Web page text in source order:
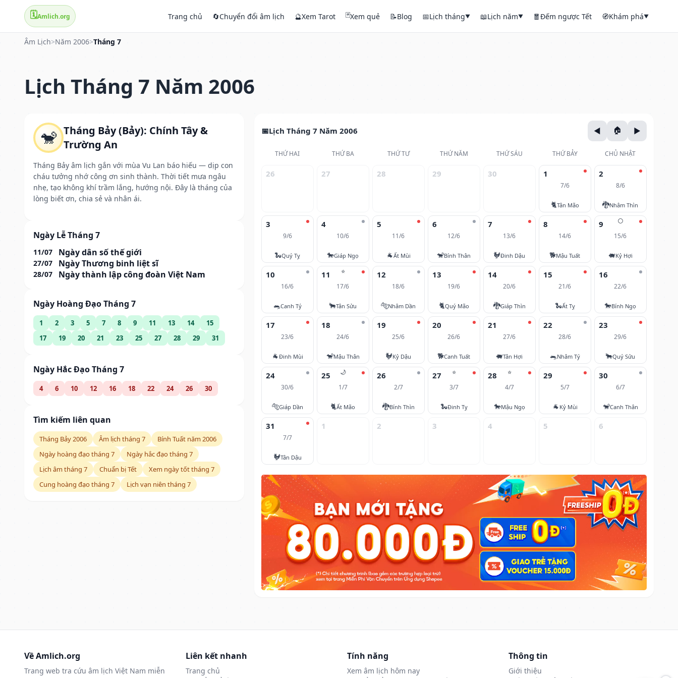
🗓️Amlich.org Trang chủ 🔄Chuyển đổi âm lịch 🔮Xem Tarot 🃏Xem quẻ 📝Blog 📅Lịch tháng▼ 📖Lịch năm▼ 🧧Đếm ngược Tết 🧭Khám phá▼
Âm Lịch>Năm 2006>Tháng 7
Lịch Tháng 7 Năm 2006
🐒 Tháng Bảy (Bảy): Chính Tây &
Trường An
Tháng Bảy âm lịch gắn với mùa Vu Lan báo hiếu — dịp con
cháu tưởng nhớ công ơn sinh thành. Thời tiết mưa ngâu
nhẹ, tạo không khí trầm lắng, hướng nội. Đây là tháng của
lòng biết ơn, chia sẻ và nhân ái.
Ngày Lễ Tháng 7
11/07 Ngày dân số thế giới
27/07 Ngày Thương binh liệt sĩ
28/07 Ngày thành lập công đoàn Việt Nam
Ngày Hoàng Đạo Tháng 7
1 2 3 5 7 8 9 11 13 14
15
17
19 20 21 23 25 27 28 29 31
Ngày Hắc Đạo Tháng 7
4 6 10 12 16 18 22 24 26 30
Tìm kiếm liên quan
Tháng Bảy 2006 Âm lịch tháng 7
Bính Tuất năm 2006
Ngày hoàng đạo tháng 7
Ngày hắc đạo tháng 7
Lịch âm tháng 7
Chuẩn bị Tết
Xem ngày tốt tháng 7
Cung hoàng đạo tháng 7
Lịch vạn niên tháng 7
Lịch Tháng 7 Năm 2006
THỨ HAI THỨ BA THỨ TƯ THỨ NĂM THỨ SÁU THỨ BẢY CHỦ NHẬT
26 27 28 29 30 1
7/6
🐈Tân Mão
2
8/6
🐉Nhâm Thìn
3
9/6
🐍Quý Tỵ
4
10/6
🐎Giáp Ngọ
5
11/6
🐐Ất Mùi
6
12/6
🐒Bính Thân
7
13/6
🐓Đinh Dậu
8
14/6
🐕Mậu Tuất
🌕
9
15/6
🐖Kỷ Hợi
10
16/6
🐀Canh Tý
⭐
11
17/6
🐂Tân Sửu
12
18/6
🐅Nhâm Dần
13
19/6
🐈Quý Mão
14
20/6
🐉Giáp Thìn
15
21/6
🐍Ất Tỵ
16
22/6
🐎Bính Ngọ
17
23/6
🐐Đinh Mùi
18
24/6
🐒Mậu Thân
19
25/6
🐓Kỷ Dậu
20
26/6
🐕Canh Tuất
21
27/6
🐖Tân Hợi
22
28/6
🐀Nhâm Tý
23
29/6
🐂Quý Sửu
24
30/6
🐅Giáp Dần
🌙
25
1/7
🐈Ất Mão
26
2/7
🐉Bính Thìn
⭐
27
3/7
🐍Đinh Tỵ
⭐
28
4/7
🐎Mậu Ngọ
29
5/7
🐐 Kỷ Mùi
30
6/7
🐒Canh Thân
31
7/7
🐓Tân Dậu
1 2 3 4 5 6
Về Amlich.org
Trang web tra cứu âm lịch Việt Nam miễn
Liên kết nhanh
Trang chủ
Tính năng
Xem âm lịch hôm nay
Thông tin
Giới thiệu